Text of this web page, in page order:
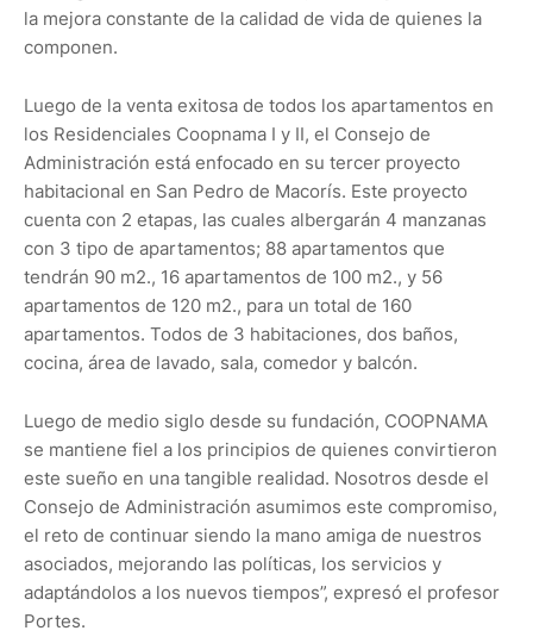
la mejora constante de la calidad de vida de quienes la
componen.
Luego de la venta exitosa de todos los apartamentos en
los Residenciales Coopnama I y II, el Consejo de
Administración está enfocado en su tercer proyecto
habitacional en San Pedro de Macorís. Este proyecto
cuenta con 2 etapas, las cuales albergarán 4 manzanas
con 3 tipo de apartamentos; 88 apartamentos que
tendrán 90 m2., 16 apartamentos de 100 m2., y 56
apartamentos de 120 m2., para un total de 160
apartamentos. Todos de 3 habitaciones, dos baños,
cocina, área de lavado, sala, comedor y balcón.
Luego de medio siglo desde su fundación, COOPNAMA
se mantiene fiel a los principios de quienes convirtieron
este sueño en una tangible realidad. Nosotros desde el
Consejo de Administración asumimos este compromiso,
el reto de continuar siendo la mano amiga de nuestros
asociados, mejorando las políticas, los servicios y
adaptándolos a los nuevos tiempos”, expresó el profesor
Portes.